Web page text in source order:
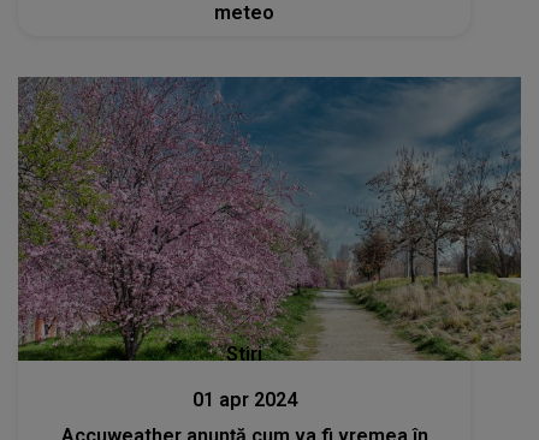
meteo
Stiri
01 apr 2024
Accuweather anunță cum va fi vremea în